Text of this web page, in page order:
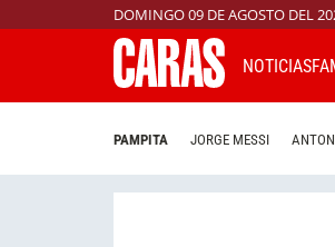
DOMINGO 09 DE AGOSTO DEL
NOTICIAS
PAMPITA JORGE MESSI